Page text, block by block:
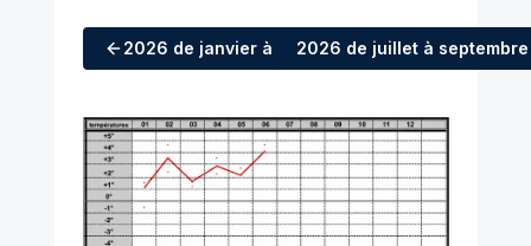
2026 de janvier à mars2026 de juillet à septembre